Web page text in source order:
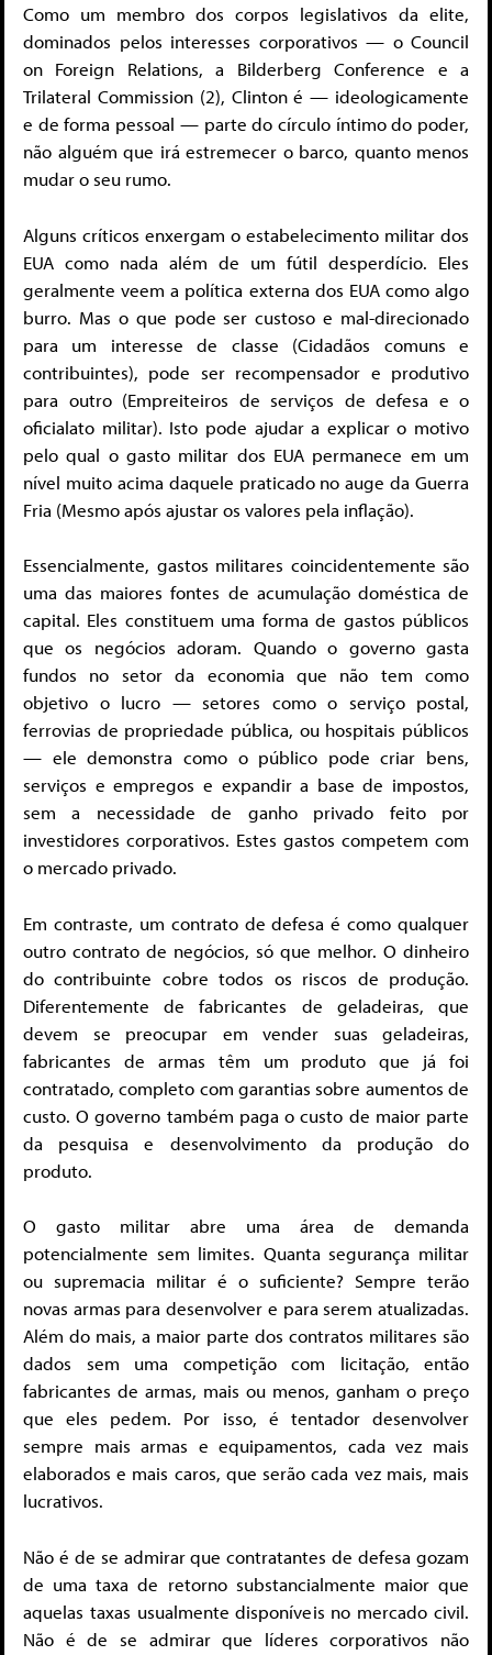
Como um membro dos corpos legislativos da elite,
dominados pelos interesses corporativos — o Council
on Foreign Relations, a Bilderberg Conference e a
Trilateral Commission (2), Clinton é — ideologicamente
e de forma pessoal — parte do círculo íntimo do poder,
não alguém que irá estremecer o barco, quanto menos
mudar o seu rumo.
Alguns críticos enxergam o estabelecimento militar dos
EUA como nada além de um fútil desperdício. Eles
geralmente veem a política externa dos EUA como algo
burro. Mas o que pode ser custoso e mal-direcionado
para um interesse de classe (Cidadãos comuns e
contribuintes), pode ser recompensador e produtivo
para outro (Empreiteiros de serviços de defesa e o
oficialato militar). Isto pode ajudar a explicar o motivo
pelo qual o gasto militar dos EUA permanece em um
nível muito acima daquele praticado no auge da Guerra
Fria (Mesmo após ajustar os valores pela inflação).
Essencialmente, gastos militares coincidentemente são
uma das maiores fontes de acumulação doméstica de
capital. Eles constituem uma forma de gastos públicos
que os negócios adoram. Quando o governo gasta
fundos no setor da economia que não tem como
objetivo o lucro — setores como o serviço postal,
ferrovias de propriedade pública, ou hospitais públicos
— ele demonstra como o público pode criar bens,
serviços e empregos e expandir a base de impostos,
sem a necessidade de ganho privado feito por
investidores corporativos. Estes gastos competem com
o mercado privado.
Em contraste, um contrato de defesa é como qualquer
outro contrato de negócios, só que melhor. O dinheiro
do contribuinte cobre todos os riscos de produção.
Diferentemente de fabricantes de geladeiras, que
devem se preocupar em vender suas geladeiras,
fabricantes de armas têm um produto que já foi
contratado, completo com garantias sobre aumentos de
custo. O governo também paga o custo de maior parte
da pesquisa e desenvolvimento da produção do
produto.
O gasto militar abre uma área de demanda
potencialmente sem limites. Quanta segurança militar
ou supremacia militar é o suficiente? Sempre terão
novas armas para desenvolver e para serem atualizadas.
Além do mais, a maior parte dos contratos militares são
dados sem uma competição com licitação, então
fabricantes de armas, mais ou menos, ganham o preço
que eles pedem. Por isso, é tentador desenvolver
sempre mais armas e equipamentos, cada vez mais
elaborados e mais caros, que serão cada vez mais, mais
lucrativos.
Não é de se admirar que contratantes de defesa gozam
de uma taxa de retorno substancialmente maior que
aquelas taxas usualmente disponíveis no mercado civil.
Não é de se admirar que líderes corporativos não